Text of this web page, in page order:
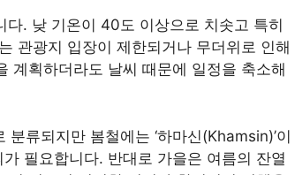
. 낮 기온이 40도 이상으로 치솟고 특히
관광지 입장이 제한되거나 무더위로 인해
계획하더라도 날씨 때문에 일정을 축소해
류되지만 봄철에는 ‘하마신(Khamsin)’이
필요합니다. 반대로 가을은 여름의 잔열